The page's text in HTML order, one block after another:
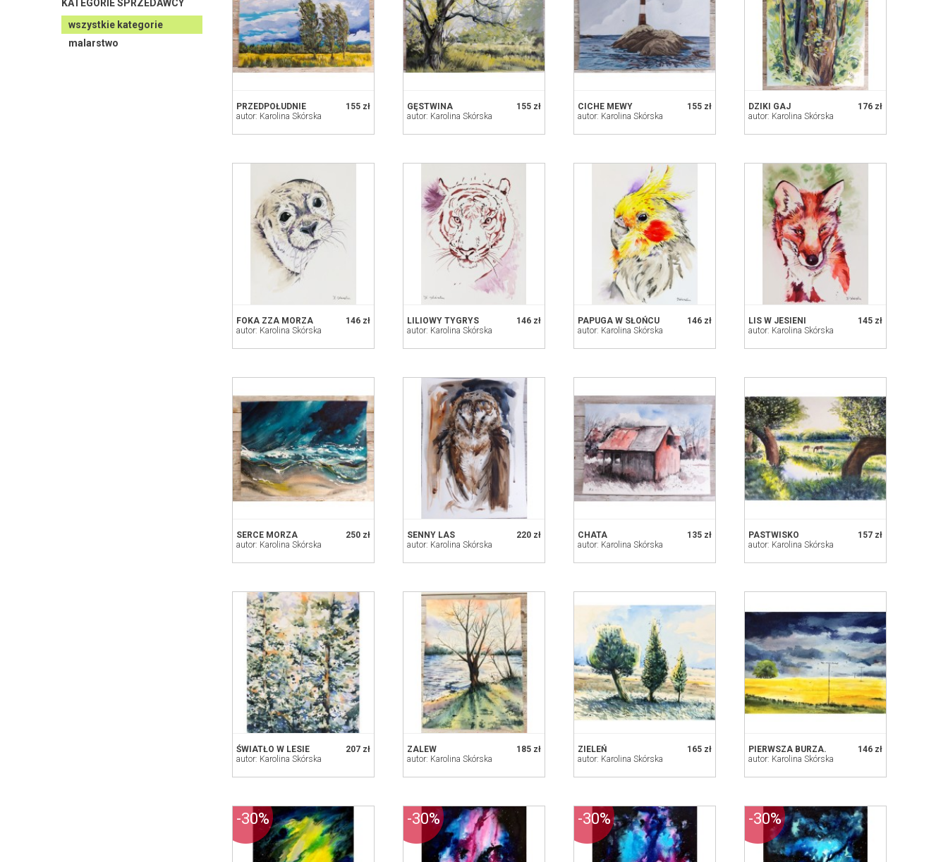
KATEGORIE SPRZEDAWCY
wszystkie kategorie
malarstwo
155 zł
PRZEDPOŁUDNIE
autor: Karolina Skórska
155 zł
GĘSTWINA
autor: Karolina Skórska
155 zł
CICHE MEWY
autor: Karolina Skórska
176 zł
DZIKI GAJ
autor: Karolina Skórska
146 zł
FOKA ZZA MORZA
autor: Karolina Skórska
146 zł
LILIOWY TYGRYS
autor: Karolina Skórska
146 zł
PAPUGA W SŁOŃCU
autor: Karolina Skórska
145 zł
LIS W JESIENI
autor: Karolina Skórska
250 zł
SERCE MORZA
autor: Karolina Skórska
220 zł
SENNY LAS
autor: Karolina Skórska
135 zł
CHATA
autor: Karolina Skórska
157 zł
PASTWISKO
autor: Karolina Skórska
207 zł
ŚWIATŁO W LESIE
autor: Karolina Skórska
185 zł
ZALEW
autor: Karolina Skórska
165 zł
ZIELEŃ
autor: Karolina Skórska
146 zł
PIERWSZA BURZA.
autor: Karolina Skórska
-30% -30% -30% -30%